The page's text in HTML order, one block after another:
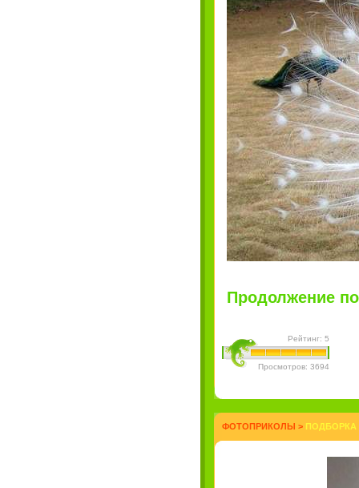
Продолжение
Рейтинг: 5
Просмотров: 3694
ФОТОПРИКОЛЫ > ПОДБОРКА